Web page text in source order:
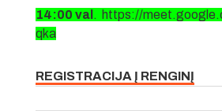
14:00 val . https://
qka
REGISTRACIJA Į RENGINĮ